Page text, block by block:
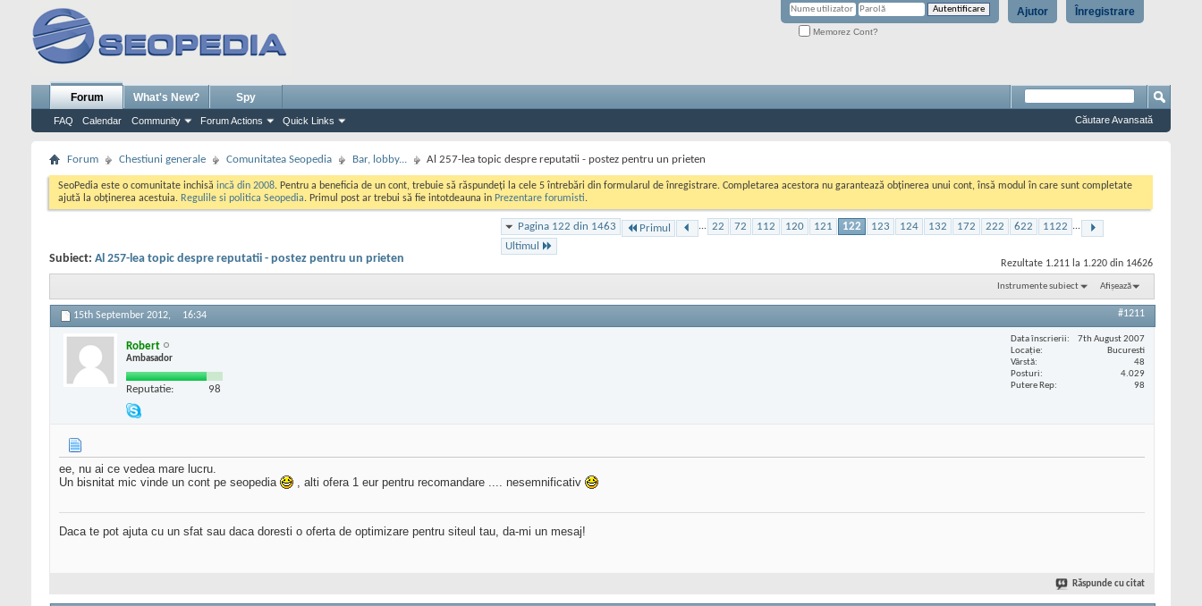
Înregistrare
Ajutor
Memorez Cont?
Forum
FAQ Calendar Community Forum Actions Quick Links
What's New? Spy
Căutare Avansată
Forum Chestiuni generale Comunitatea Seopedia Bar, lobby... Al 257-lea topic despre reputatii - postez pentru un prieten
SeoPedia este o comunitate inchisă incă din 2008. Pentru a beneficia de un cont, trebuie să răspundeți la cele 5 întrebări din formularul de înregistrare. Completarea acestora nu garantează obținerea unui cont, însă modul în care sunt completate
ajută la obținerea acestuia. Regulile si politica Seopedia. Primul post ar trebui să fie intotdeauna in Prezentare forumisti.
Pagina 122 din 1463 Primul ... 22 72 112 120 121 122 123 124 132 172 222 622 1122 ...
Ultimul
Rezultate 1.211 la 1.220 din 14626
Subiect: Al 257-lea topic despre reputatii - postez pentru un prieten
Instrumente subiect Afișează
15th September 2012, 16:34 #1211
Robert
Ambasador
Reputatie: 98
Data înscrierii
7th August 2007
Locaţie
Bucuresti
Vârstă
48
Posturi
4.029
Putere Rep
98
ee, nu ai ce vedea mare lucru.
Un bisnitat mic vinde un cont pe seopedia
, alti ofera 1 eur pentru recomandare .... nesemnificativ
Daca te pot ajuta cu un sfat sau daca doresti o oferta de optimizare pentru siteul tau, da-mi un mesaj!
Răspunde cu citat